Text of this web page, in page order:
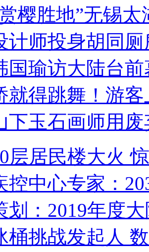
樱胜地”无锡
计师投身胡同
国瑜访大陆台
就得跳舞！游客
下玉石画师用
层居民楼大火
控中心专家：
划：2019年度
桶挑战发起人